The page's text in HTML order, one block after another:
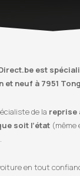
est
et neuf à 7951
de la reprise
soit l’état (même
en tout